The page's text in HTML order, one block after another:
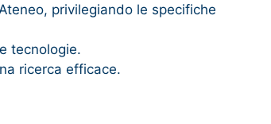
privilegiando le specifiche
tecnologie.
ricerca efficace.